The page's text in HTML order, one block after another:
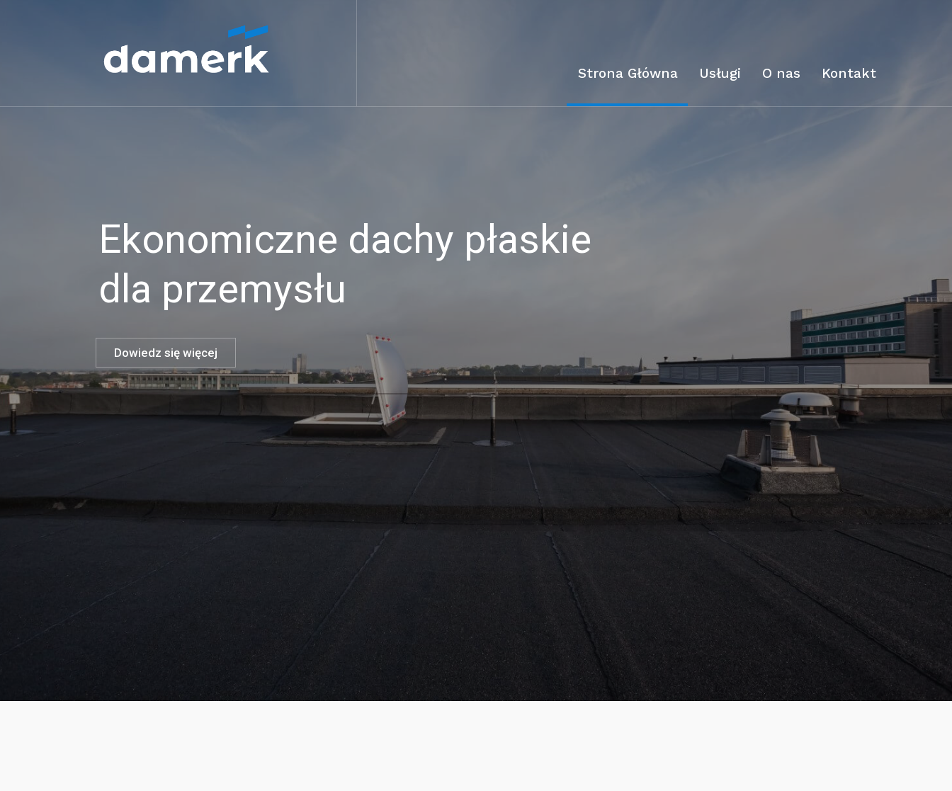
Strona Główna Usługi O nas Kontakt
Ekonomiczne dachy płaskie
dla przemysłu
Dowiedz się więcej